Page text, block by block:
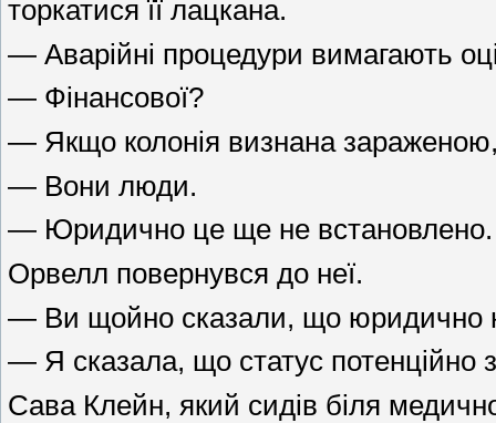
торкатися її лацкана.
— Аварійні процедури вимагають
— Фінансової?
— Якщо колонія визнана зараженою,
— Вони люди.
— Юридично це ще не встановлено.
Орвелл повернувся до неї.
— Ви щойно сказали, що юридично
— Я сказала, що статус потенційно
Сава Клейн, який сидів біля